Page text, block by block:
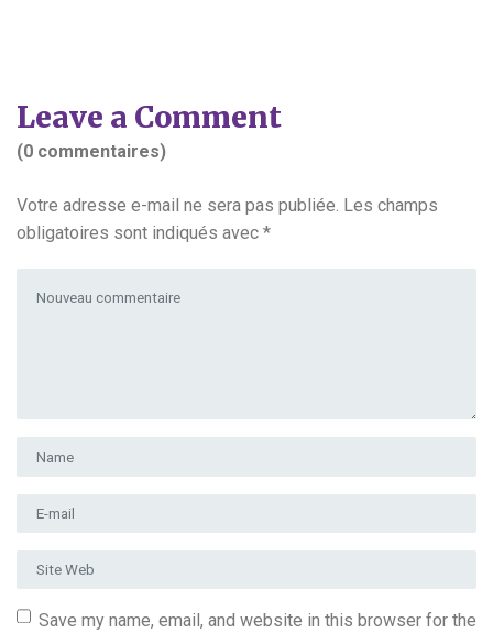
Leave a Comment
(0 commentaires)
Votre adresse e-mail ne sera pas publiée. Les champs
obligatoires sont indiqués avec *
Prénom et nom
Adresse e-mail
Site Web
Save my name, email, and website in this browser for the